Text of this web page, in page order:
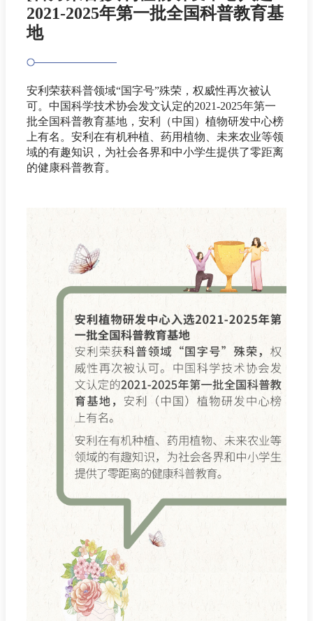
2021-2025年第一批全国科普教育基
地
安利荣获科普领域“国字号”殊荣，权威性再次被认
可。中国科学技术协会发文认定的2021-2025年第一
批全国科普教育基地，安利（中国）植物研发中心榜
上有名。安利在有机种植、药用植物、未来农业等领
域的有趣知识，为社会各界和中小学生提供了零距离
的健康科普教育。